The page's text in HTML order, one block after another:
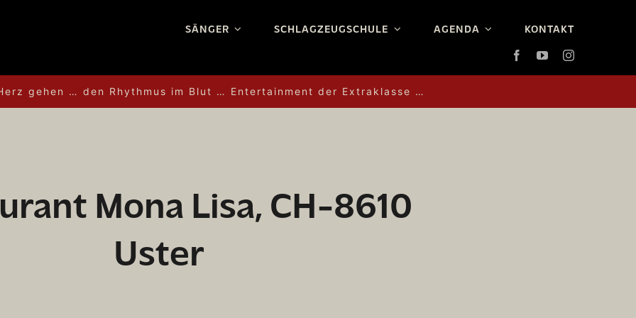
SÄNGER SCHLAGZEUGSCHULE AGENDA KONTAKT
gehen … den Rhythmus im Blut … Entertainment der Extraklasse …
Mona Lisa, CH-8610
Uster